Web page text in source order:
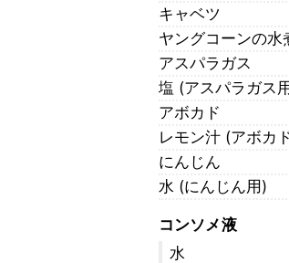
キャベツ
ヤングコーンの水
アスパラガス
塩 (アスパラガス
アボカド
レモン汁 (アボカ
にんじん
水 (にんじん用)
コンソメ液
水